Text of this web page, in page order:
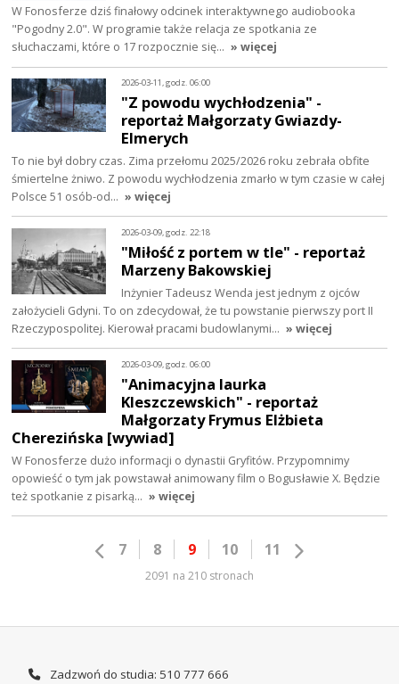
W Fonosferze dziś finałowy odcinek interaktywnego audiobooka
"Pogodny 2.0". W programie także relacja ze spotkania ze
słuchaczami, które o 17 rozpocznie się… » więcej
2026-03-11, godz. 06:00
"Z powodu wychłodzenia" -
reportaż Małgorzaty Gwiazdy-
Elmerych
To nie był dobry czas. Zima przełomu 2025/2026 roku zebrała obfite
śmiertelne żniwo. Z powodu wychłodzenia zmarło w tym czasie w całej
Polsce 51 osób-od… » więcej
2026-03-09, godz. 22:18
"Miłość z portem w tle" - reportaż
Marzeny Bakowskiej
Inżynier Tadeusz Wenda jest jednym z ojców
założycieli Gdyni. To on zdecydował, że tu powstanie pierwszy port II
Rzeczypospolitej. Kierował pracami budowlanymi… » więcej
2026-03-09, godz. 06:00
"Animacyjna laurka
Kleszczewskich" - reportaż
Małgorzaty Frymus Elżbieta
Cherezińska [wywiad]
W Fonosferze dużo informacji o dynastii Gryfitów. Przypomnimy
opowieść o tym jak powstawał animowany film o Bogusławie X. Będzie
też spotkanie z pisarką… » więcej
7 8 9 10 11
2091 na 210 stronach
Zadzwoń do studia: 510 777 666